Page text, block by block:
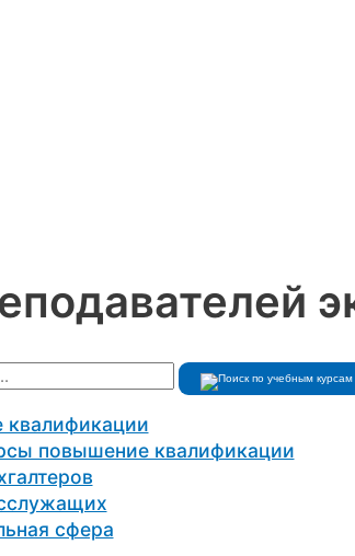
повышение квалификации
сфера